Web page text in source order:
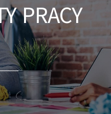
Holcim
Zakres
weryfikacja
strzałowych.
strzałowych,
konstrukcji...
dzisiaj
PRACY